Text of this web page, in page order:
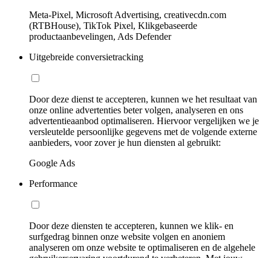
Meta-Pixel, Microsoft Advertising, creativecdn.com
(RTBHouse), TikTok Pixel, Klikgebaseerde
productaanbevelingen, Ads Defender
Uitgebreide conversietracking
Door deze dienst te accepteren, kunnen we het resultaat van
onze online advertenties beter volgen, analyseren en ons
advertentieaanbod optimaliseren. Hiervoor vergelijken we je
versleutelde persoonlijke gegevens met de volgende externe
aanbieders, voor zover je hun diensten al gebruikt:
Google Ads
Performance
Door deze diensten te accepteren, kunnen we klik- en
surfgedrag binnen onze website volgen en anoniem
analyseren om onze website te optimaliseren en de algehele